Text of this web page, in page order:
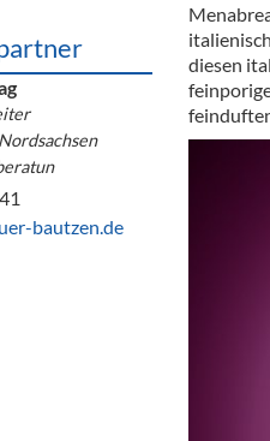
Kaffee
diesen
bautzen.de